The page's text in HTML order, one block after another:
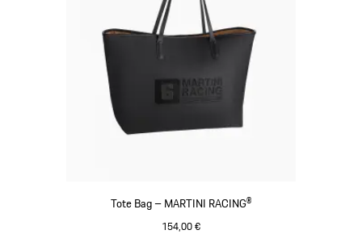
Tote Bag – MARTINI RACING®
154,00 €